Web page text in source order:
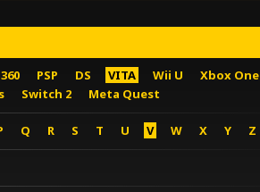
PSP DS VITA Wii U
Xbox One
Switch 2 Meta Quest
Q R S T U V W X Y Z